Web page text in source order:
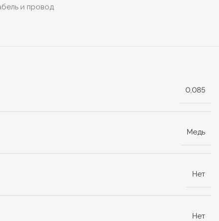
и провод
0,085
Медь
Нет
Нет